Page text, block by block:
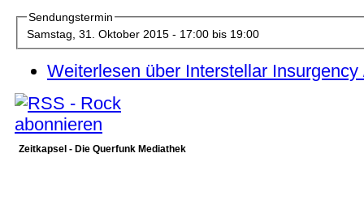
Sendungstermin
Samstag, 31. Oktober 2015 - 17:00bis 19:00
Weiterlesen über Interstellar
Zeitkapsel - Die Querfunk Mediathek